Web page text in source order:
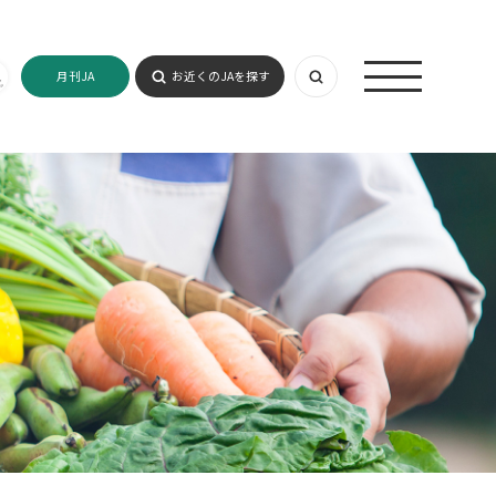
月刊JA お近くのJAを探す